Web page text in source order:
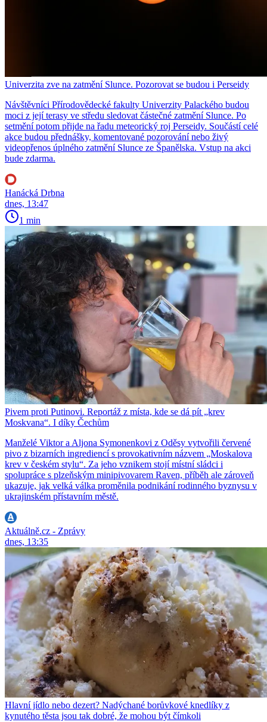
Univerzita zve na zatmění Slunce. Pozorovat se budou i Perseidy
Návštěvníci Přírodovědecké fakulty Univerzity Palackého budou
moci z její terasy ve středu sledovat částečné zatmění Slunce. Po
setmění potom přijde na řadu meteorický roj Perseidy. Součástí celé
akce budou přednášky, komentované pozorování nebo živý
videopřenos úplného zatmění Slunce ze Španělska. Vstup na akci
bude zdarma.
Hanácká Drbna
dnes, 13:47
1 min
Pivem proti Putinovi. Reportáž z místa, kde se dá pít „krev
Moskvana“. I díky Čechům
Manželé Viktor a Aljona Symonenkovi z Oděsy vytvořili červené
pivo z bizarních ingrediencí s provokativním názvem „Moskalova
krev v českém stylu“. Za jeho vznikem stojí místní sládci i
spolupráce s plzeňským minipivovarem Raven, příběh ale zároveň
ukazuje, jak velká válka proměnila podnikání rodinného byznysu v
ukrajinském přístavním městě.
Aktuálně.cz - Zprávy
dnes, 13:35
Hlavní jídlo nebo dezert? Nadýchané borůvkové knedlíky z
kynutého těsta jsou tak dobré, že mohou být čímkoli